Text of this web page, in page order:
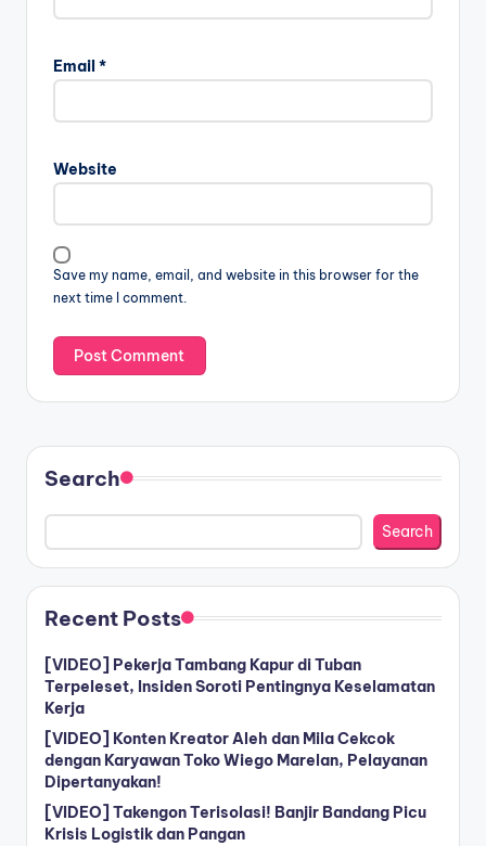
Email *
Website
Save my name, email, and website in this browser for the
next time I comment.
Search
Search
Recent Posts
[VIDEO] Pekerja Tambang Kapur di Tuban
Terpeleset, Insiden Soroti Pentingnya Keselamatan
Kerja
[VIDEO] Konten Kreator Aleh dan Mila Cekcok
dengan Karyawan Toko Wiego Marelan, Pelayanan
Dipertanyakan!
[VIDEO] Takengon Terisolasi! Banjir Bandang Picu
Krisis Logistik dan Pangan